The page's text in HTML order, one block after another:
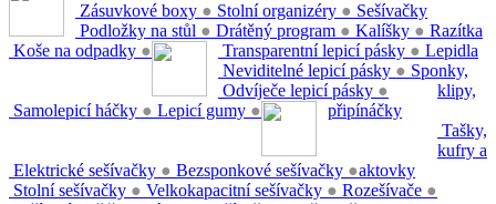
Zásuvkové boxy ● Stolní organizéry ●
Podložky na stůl ● Drátěný program ● Kalíšky ●
Koše na odpadky ● Transparentní lepicí pásky ●
Neviditelné lepicí pásky ●
Odvíječe lepicí pásky ●
Samolepicí háčky ● Lepicí gumy ●
Sešívačky
Elektrické sešívačky ● Bezsponkové sešívačky ●
Stolní sešívačky ● Velkokapacitní sešívačky ● Rozešívače ●
Razítka
Lepidla
Sponky,
klipy,
připínáčky
Tašky,
kufry a
aktovky